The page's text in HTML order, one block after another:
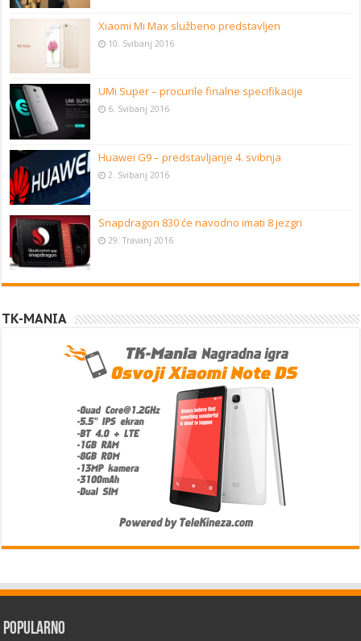
Xiaomi Mi Max službeno predstavljen
10. Svibanj 2016
UMi Super – procurile finalne specifikacije
6. Svibanj 2016
Huawei G9 – predstavljanje 4. svibnja
2. Svibanj 2016
Snapdragon 830 će navodno imati 8 jezgri
29. Travanj 2016
TK-MANIA
Popularno